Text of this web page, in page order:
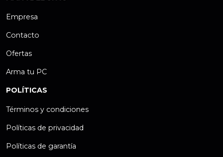
Empresa
Contacto
Ofertas
Arma tu PC
POLÍTICAS
Términos y condiciones
Políticas de privacidad
Políticas de garantía